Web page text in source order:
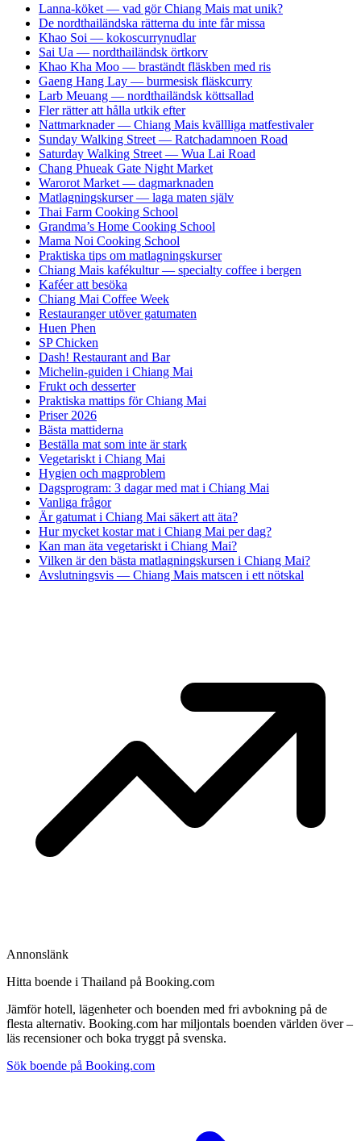
Lanna-köket — vad gör Chiang Mais mat unik?
De nordthailändska rätterna du inte får missa
Khao Soi — kokoscurrynudlar
Sai Ua — nordthailändsk örtkorv
Khao Kha Moo — braständt fläskben med ris
Gaeng Hang Lay — burmesisk fläskcurry
Larb Meuang — nordthailändsk köttsallad
Fler rätter att hålla utkik efter
Nattmarknader — Chiang Mais kvällliga matfestivaler
Sunday Walking Street — Ratchadamnoen Road
Saturday Walking Street — Wua Lai Road
Chang Phueak Gate Night Market
Warorot Market — dagmarknaden
Matlagningskurser — laga maten själv
Thai Farm Cooking School
Grandma’s Home Cooking School
Mama Noi Cooking School
Praktiska tips om matlagningskurser
Chiang Mais kafékultur — specialty coffee i bergen
Kaféer att besöka
Chiang Mai Coffee Week
Restauranger utöver gatumaten
Huen Phen
SP Chicken
Dash! Restaurant and Bar
Michelin-guiden i Chiang Mai
Frukt och desserter
Praktiska mattips för Chiang Mai
Priser 2026
Bästa mattiderna
Beställa mat som inte är stark
Vegetariskt i Chiang Mai
Hygien och magproblem
Dagsprogram: 3 dagar med mat i Chiang Mai
Vanliga frågor
Är gatumat i Chiang Mai säkert att äta?
Hur mycket kostar mat i Chiang Mai per dag?
Kan man äta vegetariskt i Chiang Mai?
Vilken är den bästa matlagningskursen i Chiang Mai?
Avslutningsvis — Chiang Mais matscen i ett nötskal
Annonslänk
Hitta boende i Thailand på Booking.com
Jämför hotell, lägenheter och boenden med fri avbokning på de
flesta alternativ. Booking.com har miljontals boenden världen över –
läs recensioner och boka tryggt på svenska.
Sök boende på Booking.com